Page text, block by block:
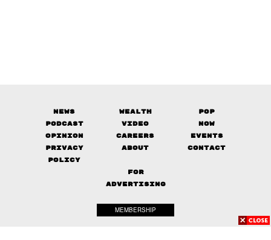
News Wealth
Pop
Podcast
Video
Now
Opinion
Careers
Events
Privacy
Policy
About Contact
FOR
ADVERTISING
MEMBERSHIP